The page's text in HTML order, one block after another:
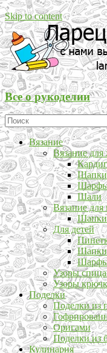
Skip to content
Все о рукоделии
Вязание
Вязание
Шапки
Шали
Вязание
Шапки
Для детей
Шапки
Узоры
Узоры
Поделки
Поделки из
Оригами
Поделки из
Кулинария